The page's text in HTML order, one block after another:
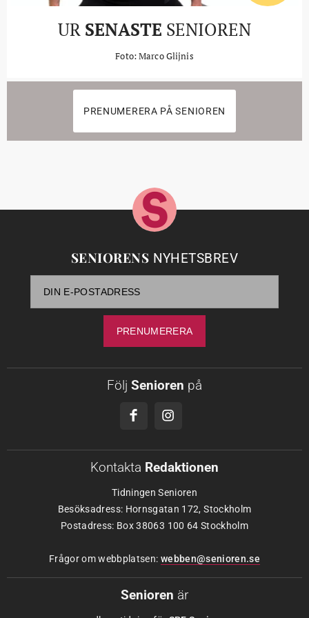
UR SENASTE SENIOREN
Foto: Marco Glijnis
PRENUMERERA PÅ SENIOREN
SENIORENS NYHETSBREV
Följ Senioren på
Kontakta Redaktionen
Tidningen Senioren
Besöksadress: Hornsgatan 172, Stockholm
Postadress: Box 38063 100 64 Stockholm
Frågor om webbplatsen: webben@senioren.se
Senioren är